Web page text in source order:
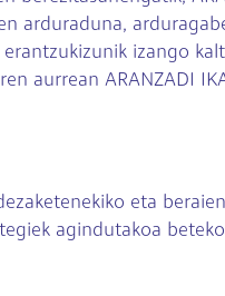
izango
aurrean ARANZADI
eta
agindutakoa